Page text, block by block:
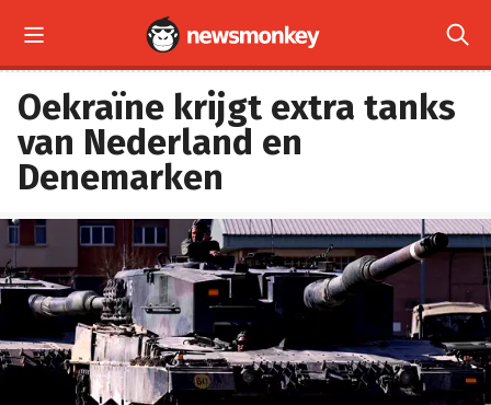
 
Oekraïne krijgt extra tanks
van Nederland en
Denemarken